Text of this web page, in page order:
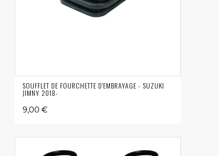
SOUFFLET DE FOURCHETTE D'EMBRAYAGE - SUZUKI
JIMNY 2018-
9,00 €